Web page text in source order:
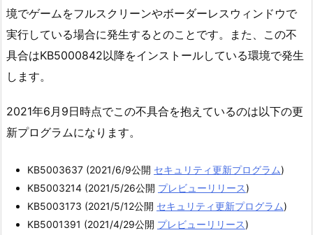
境でゲームをフルスクリーンやボーダーレスウィンドウで
実行している場合に発生するとのことです。また、この不
具合はKB5000842以降をインストールしている環境で発生
します。
2021年6月9日時点でこの不具合を抱えているのは以下の更
新プログラムになります。
KB5003637 (2021/6/9公開 セキュリティ更新プログラム)
KB5003214 (2021/5/26公開 プレビューリリース)
KB5003173 (2021/5/12公開 セキュリティ更新プログラム)
KB5001391 (2021/4/29公開 プレビューリリース)